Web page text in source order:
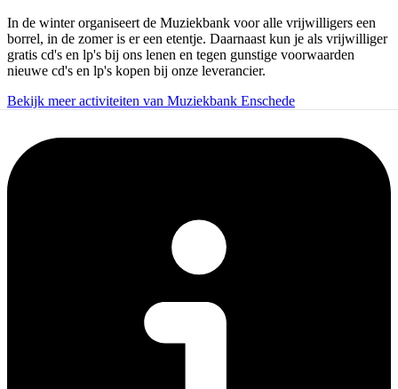
In de winter organiseert de Muziekbank voor alle vrijwilligers een
borrel, in de zomer is er een etentje. Daarnaast kun je als vrijwilliger
gratis cd's en lp's bij ons lenen en tegen gunstige voorwaarden
nieuwe cd's en lp's kopen bij onze leverancier.
Bekijk meer activiteiten van Muziekbank Enschede